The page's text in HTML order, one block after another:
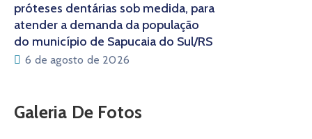
próteses dentárias sob medida, para
atender a demanda da população
do município de Sapucaia do Sul/RS
6 de agosto de 2026
Galeria De Fotos